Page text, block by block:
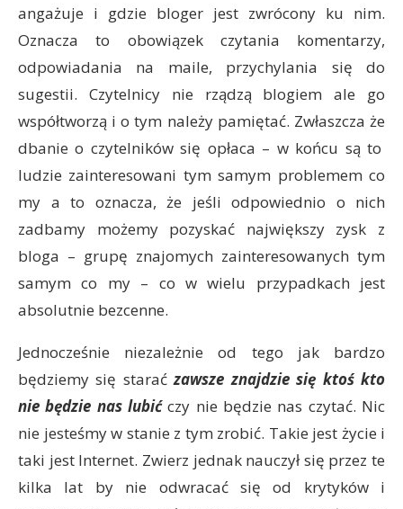
angażuje i gdzie bloger jest zwrócony ku nim.
Oznacza to obowiązek czytania komentarzy,
odpowiadania na maile, przychylania się do
sugestii. Czytelnicy nie rządzą blogiem ale go
współtworzą i o tym należy pamiętać. Zwłaszcza że
dbanie o czytelników się opłaca – w końcu są to
ludzie zainteresowani tym samym problemem co
my a to oznacza, że jeśli odpowiednio o nich
zadbamy możemy pozyskać największy zysk z
bloga – grupę znajomych zainteresowanych tym
samym co my – co w wielu przypadkach jest
absolutnie bezcenne.
Jednocześnie niezależnie od tego jak bardzo
będziemy się staraćzawsze znajdzie się ktoś kto
nie będzie nas lubićczy nie będzie nas czytać. Nic
nie jesteśmy w stanie z tym zrobić. Takie jest życie i
taki jest Internet. Zwierz jednak nauczył się przez te
kilka lat by nie odwracać się od krytyków i